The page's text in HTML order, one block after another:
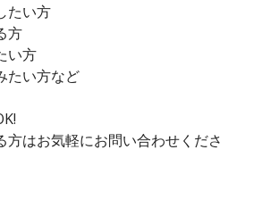
たい方
方
い方
たい方など
方はお気軽にお問い合わせくださ